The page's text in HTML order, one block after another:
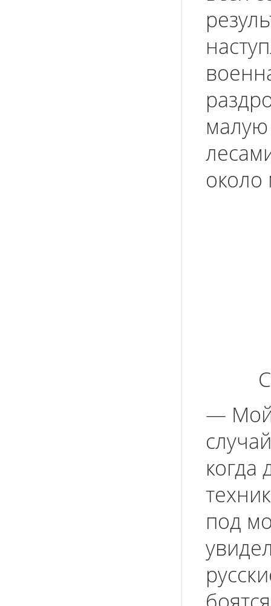
малую
около
— Мой
когда
под